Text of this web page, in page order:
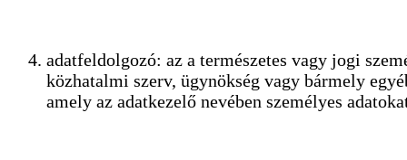
adatfeldolgozó: az a természetes vagy jogi
közhatalmi szerv, ügynökség vagy bármely
amely az adatkezelő nevében személyes